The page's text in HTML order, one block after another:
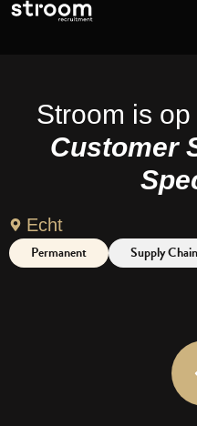
Stroom is
Customer
Echt
Permanent Supply Chain